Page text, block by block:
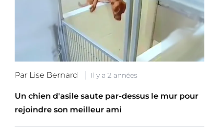
Par Lise Bernard Il y a 2 années
Un chien d'asile saute par-dessus le mur pour
rejoindre son meilleur ami